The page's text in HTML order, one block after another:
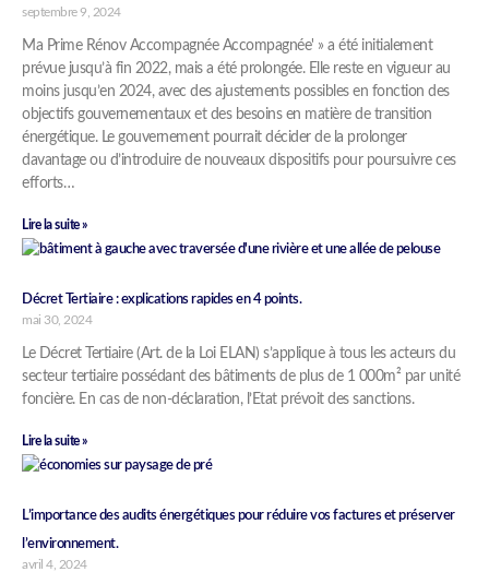
septembre 9, 2024
Ma Prime Rénov Accompagnée Accompagnée' » a été initialement
prévue jusqu’à fin 2022, mais a été prolongée. Elle reste en vigueur au
moins jusqu’en 2024, avec des ajustements possibles en fonction des
objectifs gouvernementaux et des besoins en matière de transition
énergétique. Le gouvernement pourrait décider de la prolonger
davantage ou d’introduire de nouveaux dispositifs pour poursuivre ces
efforts…
Lire la suite »
Décret Tertiaire : explications rapides en 4 points.
mai 30, 2024
Le Décret Tertiaire (Art. de la Loi ELAN) s’applique à tous les acteurs du
secteur tertiaire possédant des bâtiments de plus de 1 000m² par unité
foncière. En cas de non-déclaration, l’Etat prévoit des sanctions.
Lire la suite »
L’importance des audits énergétiques pour réduire vos factures et préserver
l’environnement.
avril 4, 2024